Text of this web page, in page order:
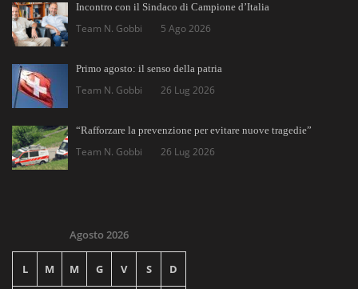
Incontro con il Sindaco di Campione d’Italia
Team N. Gobbi 5 Ago 2026
Primo agosto: il senso della patria
Team N. Gobbi 26 Lug 2026
“Rafforzare la prevenzione per evitare nuove tragedie”
Team N. Gobbi 26 Lug 2026
Agosto 2026
L M M G V S D